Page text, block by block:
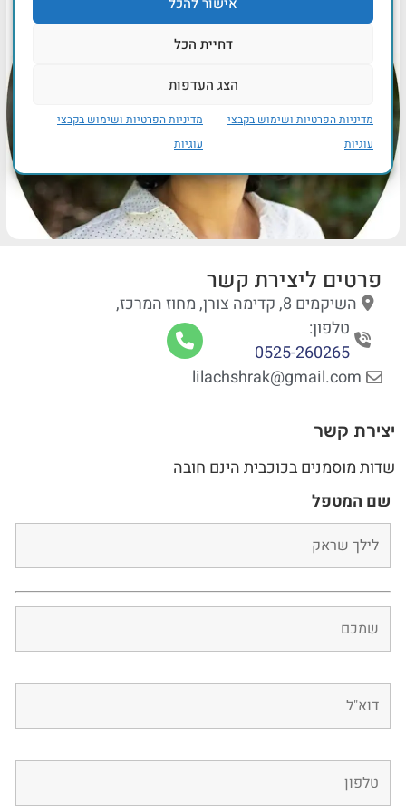
דחיית הכל
הצג העדפות
מדיניות הפרטיות ושימוש בקבצי
עוגיות
מדיניות הפרטיות ושימוש בקבצי
עוגיות
פרטים ליצירת קשר
השיקמים 8, קדימה צורן, מחוז המרכז,
טלפון:
0525-260265
lilachshrak@gmail.com
יצירת קשר
שדות מוסמנים בכוכבית הינם חובה
שם המטפל